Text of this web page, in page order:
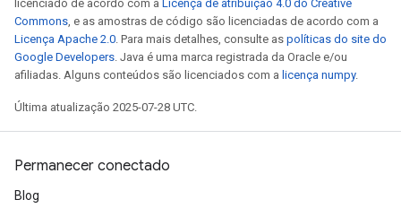
licenciado de acordo com a Licença de atribuição 4.0 do Creative
Commons, e as amostras de código são licenciadas de acordo com a
Licença Apache 2.0. Para mais detalhes, consulte as políticas do site do
Google Developers. Java é uma marca registrada da Oracle e/ou
afiliadas. Alguns conteúdos são licenciados com a licença numpy.
Última atualização 2025-07-28 UTC.
Permanecer conectado
Blog